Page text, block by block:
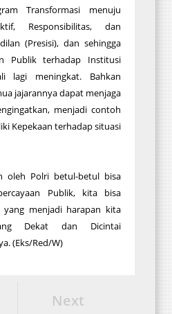
Transformasi menuju
Responsibilitas, dan
(Presisi), dan sehingga
Publik terhadap Institusi
lagi meningkat. Bahkan
jajarannya dapat menjaga
menjadi contoh
Kepekaan terhadap situasi
oleh Polri betul-betul bisa
Publik, kita bisa
yang menjadi harapan kita
Dekat dan Dicintai
(Eks/Red/W)
Next